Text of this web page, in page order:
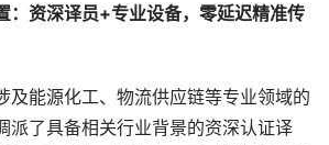
资深译员+专业设备，零延迟精准传
能源化工、物流供应链等专业领域的
派了具备相关行业背景的资深认证译